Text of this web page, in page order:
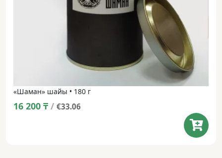
«Шаман» шайы • 180 г
16 200 ₸ / €33.06